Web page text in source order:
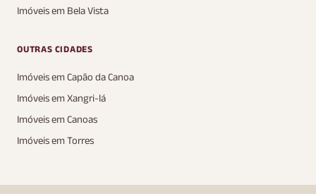
Imóveis em Bela Vista
OUTRAS CIDADES
Imóveis em Capão da Canoa
Imóveis em Xangri-lá
Imóveis em Canoas
Imóveis em Torres